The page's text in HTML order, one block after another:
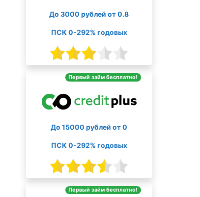
До 3000 рублей от 0.8
ПСК 0-292% годовых
Первый займ бесплатно!
До 15000 рублей от 0
ПСК 0-292% годовых
Первый займ бесплатно!